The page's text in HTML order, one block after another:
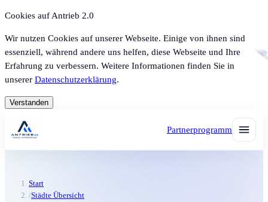
Cookies auf Antrieb 2.0
Wir nutzen Cookies auf unserer Webseite. Einige von ihnen sind
essenziell, während andere uns helfen, diese Webseite und Ihre
Erfahrung zu verbessern. Weitere Informationen finden Sie in
unserer Datenschutzerklärung.
Verstanden
Partnerprogramm
Start
/Städte Übersicht